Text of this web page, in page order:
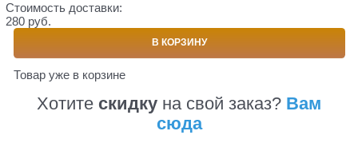
Стоимость доставки:
280 руб.
В КОРЗИНУ
Товар уже в корзине
Хотите скидку на свой заказ? Вам
сюда